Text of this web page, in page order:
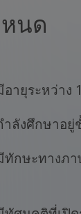
นด
ายุระหว่าง
ำลังศึกษาอ
ทักษะทางภา